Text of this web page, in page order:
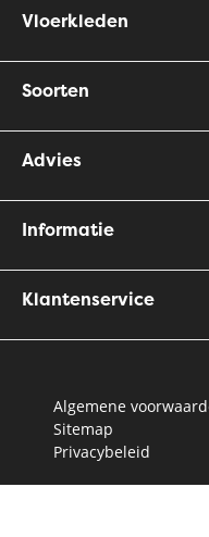
Vloerkleden
Soorten
Advies
Informatie
Klantenservice
Algemene
Sitemap
Privacybeleid